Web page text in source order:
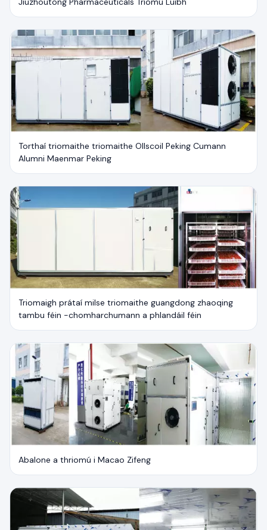
Torthaí triomaithe triomaithe Ollscoil Peking Cumann
Alumni Maenmar Peking
Triomaigh prátaí milse triomaithe guangdong zhaoqing
tambu féin -chomharchumann a phlandáil féin
Abalone a thriomú i Macao Zifeng